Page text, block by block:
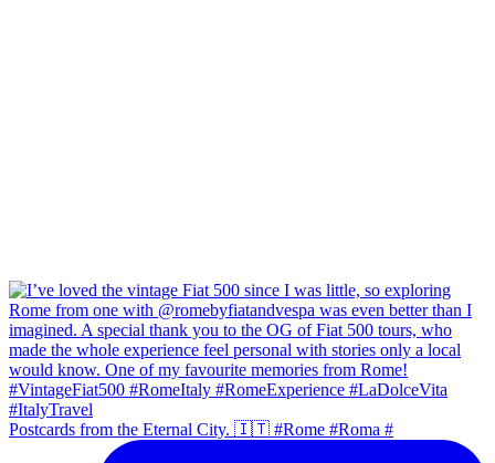
Postcards from the Eternal City. 🇮🇹 #Rome #Roma #